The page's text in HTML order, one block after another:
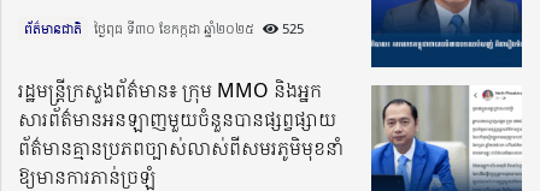
ព័ត៌មានជាតិ ថ្ងៃពុធ ទី៣០ ខែកក្កដា ឆ្នាំ២០២៥​ 525
រដ្ឋមន្រ្តីក្រសួងព័ត៌មាន៖ ក្រុម MMO និងអ្នក
សារព័ត៌មានអនឡាញមួយចំនួនបានផ្សព្វផ្សាយ
ព័ត៌មានគ្មានប្រភពច្បាស់លាស់ពីសមរភូមិមុខនាំ
ឱ្យមានការភាន់ច្រឡំ